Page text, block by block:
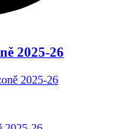
2025-26
2025-26